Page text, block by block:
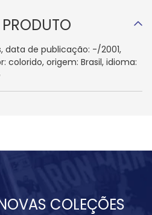
data de publicação: -/2001,
colorido, origem: Brasil, idioma:
COLEÇÕES